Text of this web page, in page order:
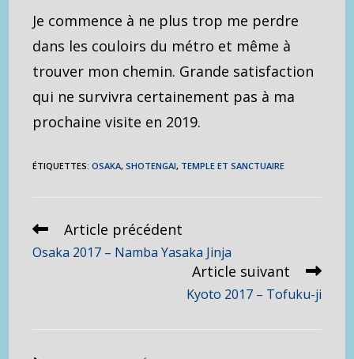
Je commence à ne plus trop me perdre
dans les couloirs du métro et même à
trouver mon chemin. Grande satisfaction
qui ne survivra certainement pas à ma
prochaine visite en 2019.
ÉTIQUETTES:OSAKA, SHOTENGAI, TEMPLE ET SANCTUAIRE
Read
articles
Article précédent
Osaka 2017 – Namba Yasaka Jinja
Article suivant
Kyoto 2017 – Tofuku-ji